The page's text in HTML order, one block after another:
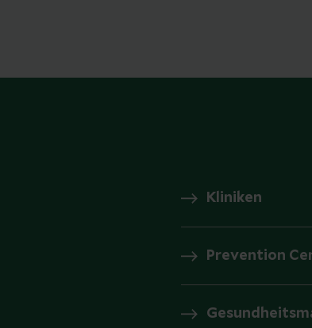
Kliniken
Prevention